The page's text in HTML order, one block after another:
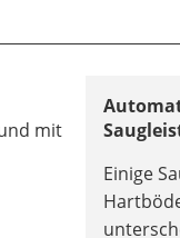
Einige
mit